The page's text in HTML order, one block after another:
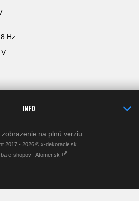
Hz
V
INFO
zobrazenie na plnú verziu
2017 - 2026 © x-dekoracie.sk
e-shopov - Atomer.sk